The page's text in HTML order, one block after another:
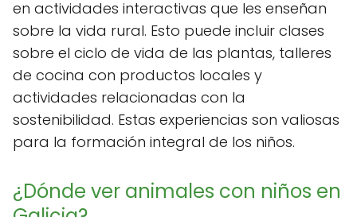
en actividades interactivas que les enseñan
sobre la vida rural. Esto puede incluir clases
sobre el ciclo de vida de las plantas, talleres
de cocina con productos locales y
actividades relacionadas con la
sostenibilidad. Estas experiencias son valiosas
para la formación integral de los niños.
¿Dónde ver animales con niños en